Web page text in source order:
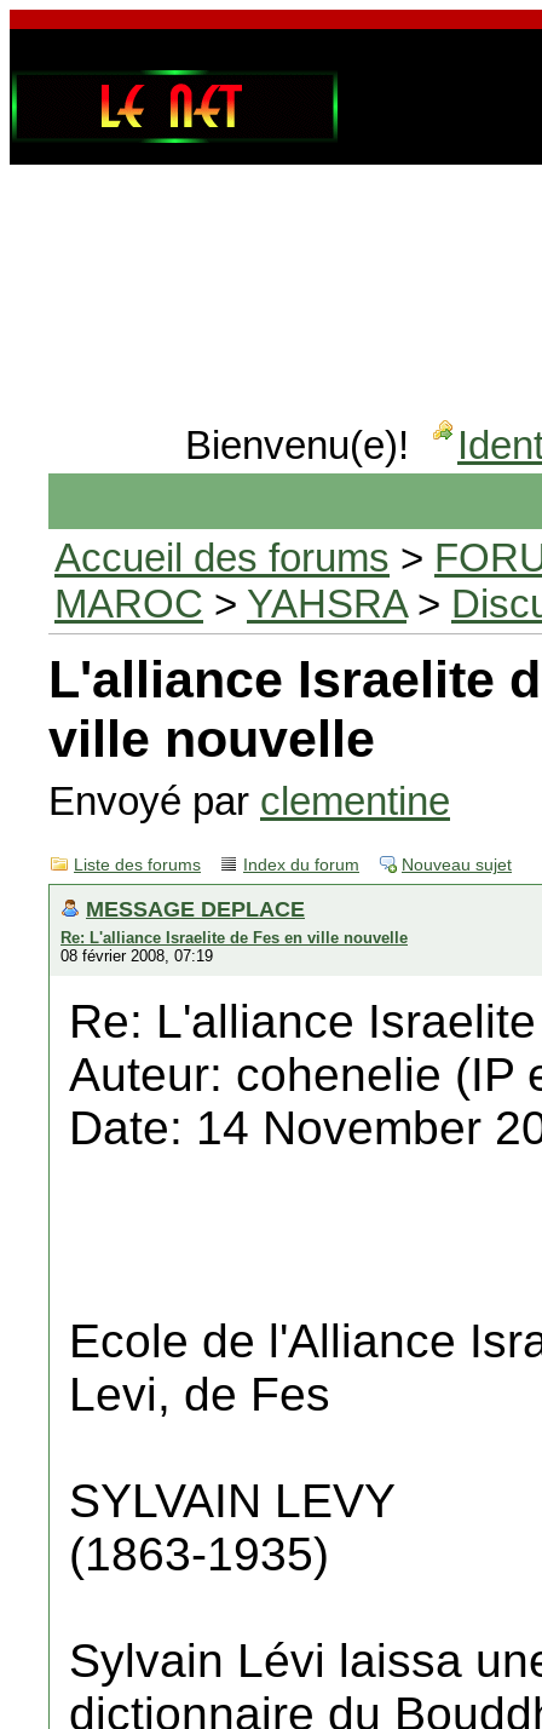
Bienvenu(e)!
Accueil des forums >
MAROC > YAHSRA>
L'alliance Israelite
ville nouvelle
Envoyé par clementine
Liste des forums Index du forum Nouveau sujet
MESSAGE DEPLACE
Re: L'alliance Israelite de Fes en ville nouvelle
08 février 2008, 07:19
Re: L'alliance
Auteur: cohenelie (IP
Date: 14 November
Ecole de l'Alliance
Levi, de Fes
SYLVAIN LEVY
(1863-1935)
Sylvain Lévi laissa
dictionnaire du